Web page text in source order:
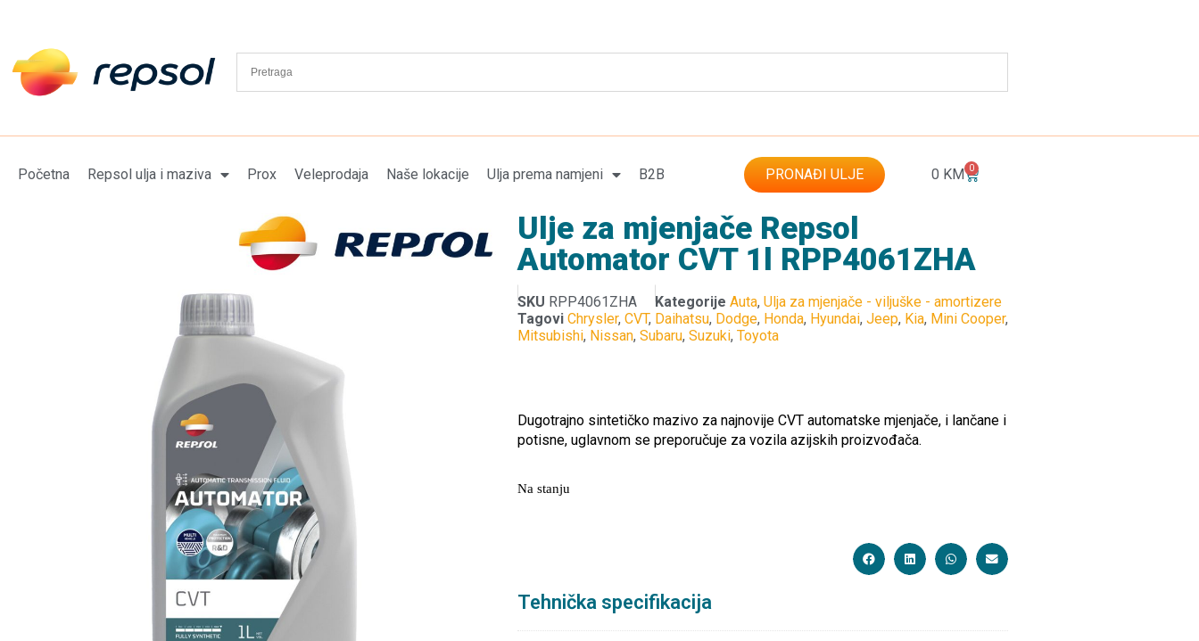
Početna Repsol ulja i maziva Prox Veleprodaja Naše lokacije Ulja prema namjeni B2B PRONAĐI ULJE 0 KM 0
Ulje za mjenjače Repsol
Automator CVT 1l RPP4061ZHA
SKU RPP4061ZHA Kategorije Auta, Ulja za mjenjače - viljuške - amortizere
Tagovi Chrysler, CVT, Daihatsu, Dodge, Honda, Hyundai, Jeep, Kia, Mini Cooper,
Mitsubishi, Nissan, Subaru, Suzuki, Toyota
Dugotrajno sintetičko mazivo za najnovije CVT automatske mjenjače, i lančane i
potisne, uglavnom se preporučuje za vozila azijskih proizvođača.
Na stanju
Tehnička specifikacija